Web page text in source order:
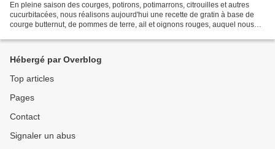
En pleine saison des courges, potirons, potimarrons, citrouilles et autres
cucurbitacées, nous réalisons aujourd'hui une recette de gratin à base de
courge butternut, de pommes de terre, ail et oignons rouges, auquel nous
Hébergé par Overblog
Top articles
Pages
Contact
Signaler un abus